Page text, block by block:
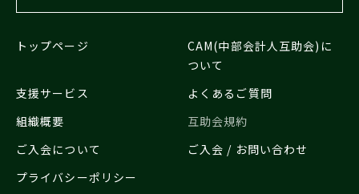
トップページ
CAM(中部会計人互助会)に
ついて
支援サービス
よくあるご質問
組織概要
互助会規約
ご入会について
ご入会 / お問い合わせ
プライバシーポリシー